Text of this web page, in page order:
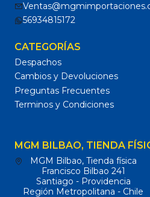
56934815172
CATEGORÍAS
Despachos
Cambios y Devoluciones
Preguntas Frecuentes
Terminos y Condiciones
MGM BILBAO, TIENDA
MGM Bilbao, Tienda física
Francisco Bilbao 241
Santiago - Providencia
Región Metropolitana - Chile